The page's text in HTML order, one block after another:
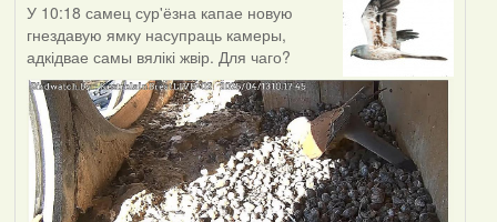
У 10:18 самец сур'ёзна капае новую
гнездавую ямку насупраць камеры,
адкідвае самы вялікі жвір. Для чаго?